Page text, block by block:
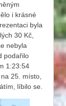
i krásné
byla
30 Kč,
nebyla
podařilo
1:23:54
25. místo,
líbilo se.